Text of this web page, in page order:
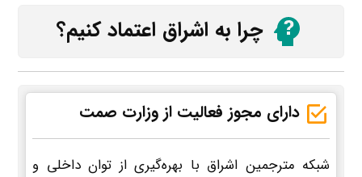
چرا به اشراق اعتماد کنیم؟
دارای مجوز فعالیت از وزارت صمت
شبکه مترجمین اشراق با بهره‌گیری از توان داخلی و